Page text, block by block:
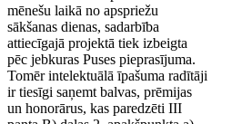
mēnešu laikā no apspriežu
sākšanas dienas, sadarbība
attiecīgajā projektā tiek izbeigta
pēc jebkuras Puses pieprasījuma.
Tomēr intelektuālā īpašuma radītāji
ir tiesīgi saņemt balvas, prēmijas
un honorārus, kas paredzēti III